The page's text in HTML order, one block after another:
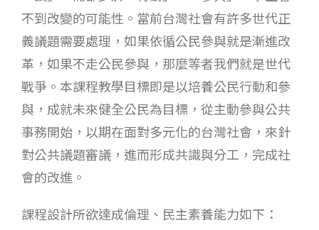
不到改變的可能性。當前台灣社會有許多世代正
義議題需要處理，如果依循公民參與就是漸進改
革，如果不走公民參與，那麼等者我們就是世代
戰爭。本課程教學目標即是以培養公民行動和參
與，成就未來健全公民為目標，從主動參與公共
事務開始，以期在面對多元化的台灣社會，來針
對公共議題審議，進而形成共識與分工，完成社
會的改進。
課程設計所欲達成倫理、民主素養能力如下：